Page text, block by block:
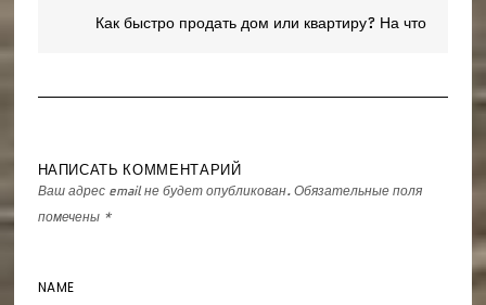
Как быстро продать дом или квартиру? На что
НАПИСАТЬ КОММЕНТАРИЙ
Ваш адрес email не будет опубликован. Обязательные поля
помечены *
NAME